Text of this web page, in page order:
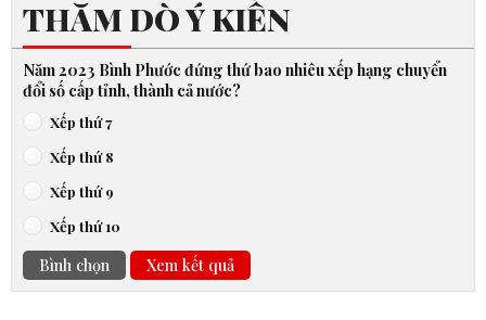
THĂM DÒ Ý KIẾN
Năm 2023 Bình Phước đứng thứ bao nhiêu xếp hạng chuyển
đổi số cấp tỉnh, thành cả nước?
Xếp thứ 7
Xếp thứ 8
Xếp thứ 9
Xếp thứ 10
Bình chọn Xem kết quả